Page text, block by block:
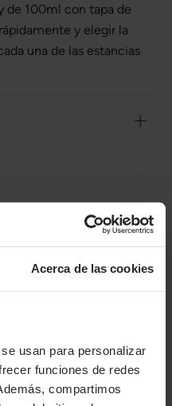
Acerca de las cookies
usan para personalizar
funciones de redes
compartimos
de 100ml con tapa de
y elegir la
una de las estancias
de este producto?
👎 No